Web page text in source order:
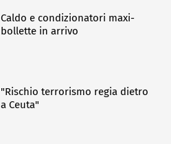
Caldo e condizionatori maxi-
bollette in arrivo
"Rischio terrorismo regia dietro
a Ceuta"